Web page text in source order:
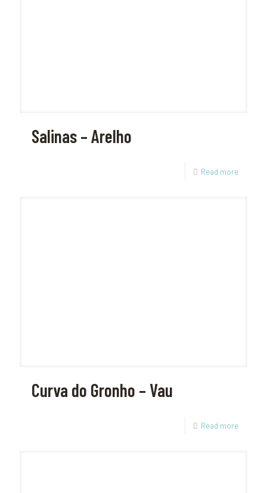
Salinas – Arelho
Read more
Curva do Gronho – Vau
Read more